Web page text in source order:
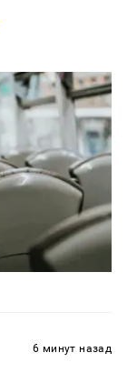
6 минут назад